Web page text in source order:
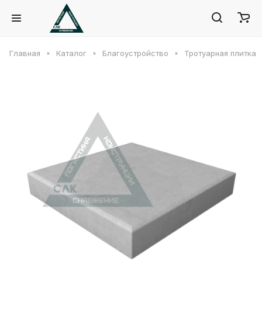
Главная Каталог Благоустройство Тротуарная плитка